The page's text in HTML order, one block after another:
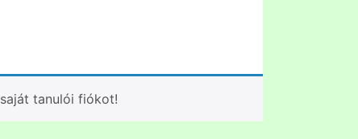
saját tanulói fiókot!